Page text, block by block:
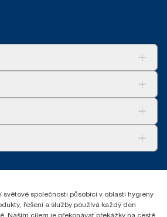
100/94
světové společnosti působící v oblasti hygieny
řešení a služby používá každý den
Naším cílem je překonávat překážky na cestě